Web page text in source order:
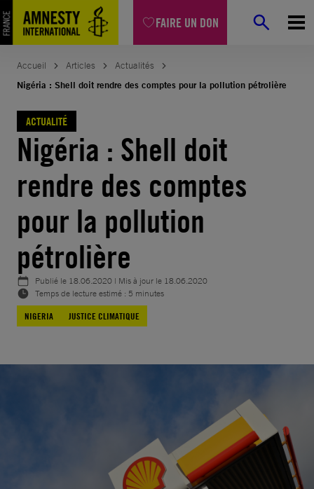
FAIRE UN DON
Aller
au
contenu
Accueil Articles
Actualités
Nigéria : Shell doit rendre des comptes pour la pollution pétrolière
ACTUALITÉ
Nigéria : Shell doit
rendre des comptes
pour la pollution
pétrolière
Publié le 18.06.2020 | Mis à jour le 18.06.2020
Temps de lecture estimé : 5 minutes
NIGERIA
JUSTICE CLIMATIQUE